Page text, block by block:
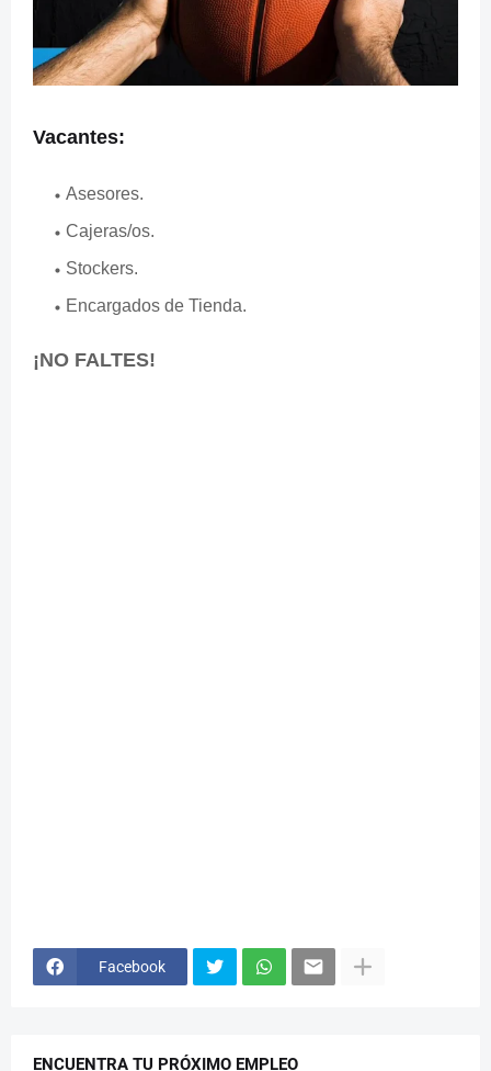
Vacantes:
Asesores.
Cajeras/os.
Stockers.
Encargados de Tienda.
¡NO FALTES!
Facebook
ENCUENTRA TU PRÓXIMO EMPLEO